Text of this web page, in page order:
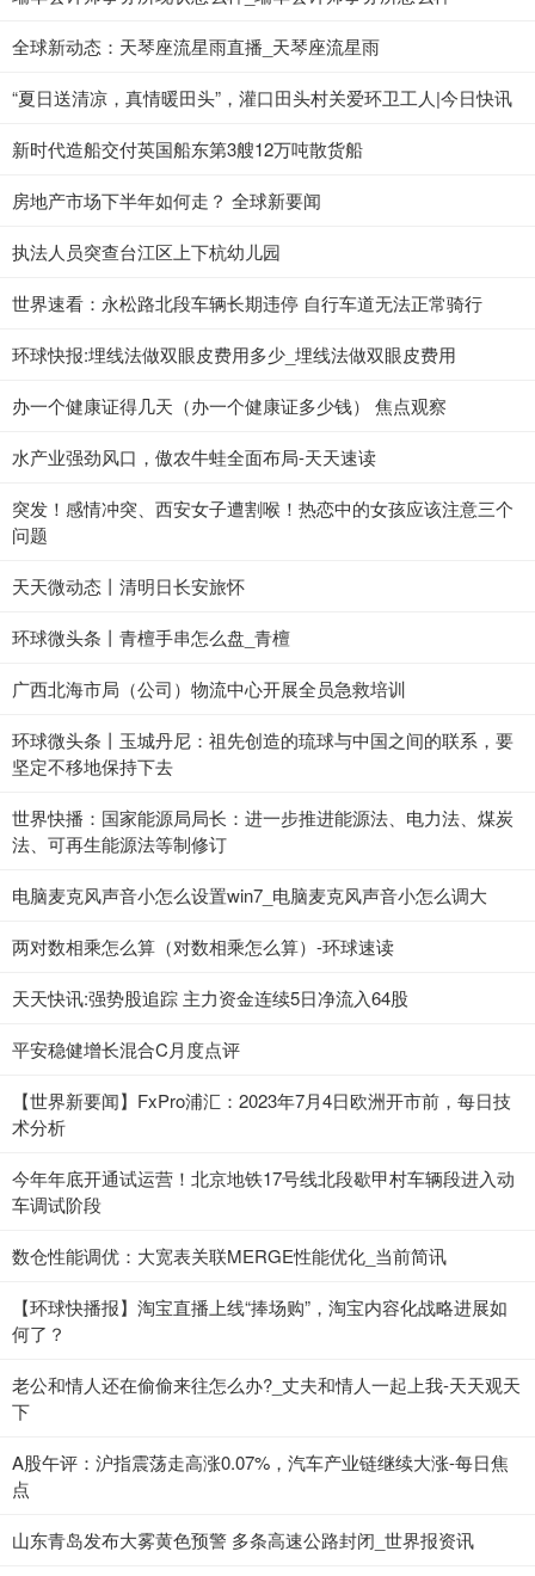
全球新动态：天琴座流星雨直播_天琴座流星雨
“夏日送清凉，真情暖田头”，灌口田头村关爱环卫工人|今日快讯
新时代造船交付英国船东第3艘12万吨散货船
房地产市场下半年如何走？ 全球新要闻
执法人员突查台江区上下杭幼儿园
世界速看：永松路北段车辆长期违停 自行车道无法正常骑行
环球快报:埋线法做双眼皮费用多少_埋线法做双眼皮费用
办一个健康证得几天（办一个健康证多少钱） 焦点观察
水产业强劲风口，傲农牛蛙全面布局-天天速读
突发！感情冲突、西安女子遭割喉！热恋中的女孩应该注意三个
问题
天天微动态丨清明日长安旅怀
环球微头条丨青檀手串怎么盘_青檀
广西北海市局（公司）物流中心开展全员急救培训
环球微头条丨玉城丹尼：祖先创造的琉球与中国之间的联系，要
坚定不移地保持下去
世界快播：国家能源局局长：进一步推进能源法、电力法、煤炭
法、可再生能源法等制修订
电脑麦克风声音小怎么设置win7_电脑麦克风声音小怎么调大
两对数相乘怎么算（对数相乘怎么算）-环球速读
天天快讯:强势股追踪 主力资金连续5日净流入64股
平安稳健增长混合C月度点评
【世界新要闻】FxPro浦汇：2023年7月4日欧洲开市前，每日技
术分析
今年年底开通试运营！北京地铁17号线北段歇甲村车辆段进入动
车调试阶段
数仓性能调优：大宽表关联MERGE性能优化_当前简讯
【环球快播报】淘宝直播上线“捧场购”，淘宝内容化战略进展如
何了？
老公和情人还在偷偷来往怎么办?_丈夫和情人一起上我-天天观天
下
A股午评：沪指震荡走高涨0.07%，汽车产业链继续大涨-每日焦
点
山东青岛发布大雾黄色预警 多条高速公路封闭_世界报资讯